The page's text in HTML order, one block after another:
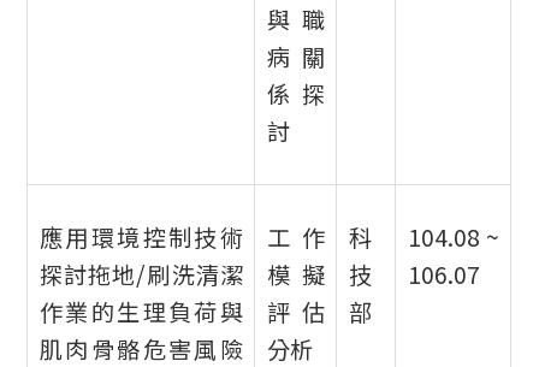
與職
病關
係探
討
應用環境控制技術
探討拖地/刷洗清潔
作業的生理負荷與
肌肉骨骼危害風險
工作
模擬
評估
分析
科
技
部
104.08 ~
106.07